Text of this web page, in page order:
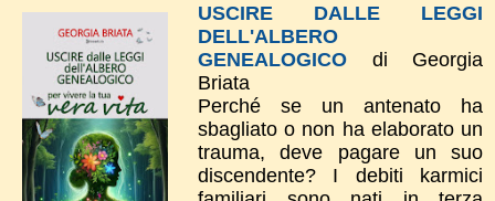
USCIRE DALLE LEGGI
DELL'ALBERO
GENEALOGICO di Georgia
Briata
Perché se un antenato ha
sbagliato o non ha elaborato un
trauma, deve pagare un suo
discendente? I debiti karmici